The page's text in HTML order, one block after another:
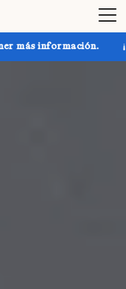
¡Consigue hasta un